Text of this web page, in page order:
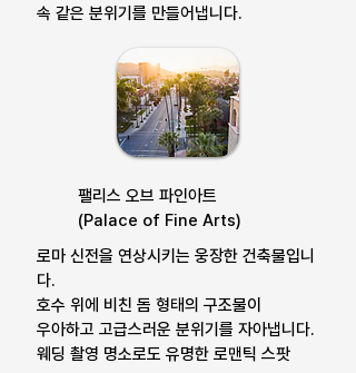
속 같은 분위기를 만들어냅니다.
팰리스 오브 파인아트
(Palace of Fine Arts)
로마 신전을 연상시키는 웅장한 건축물입니
다.
호수 위에 비친 돔 형태의 구조물이
우아하고 고급스러운 분위기를 자아냅니다.
웨딩 촬영 명소로도 유명한 로맨틱 스팟